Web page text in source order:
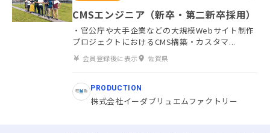
CMSエンジニア（新卒・第二新卒採用）
・官公庁や大手企業などの大規模Webサイト制作
プロジェクトにおけるCMS構築・カスタマ...
会員登録後に表示 佐賀県
PRODUCTION
株式会社イーダブリュエムファクトリー